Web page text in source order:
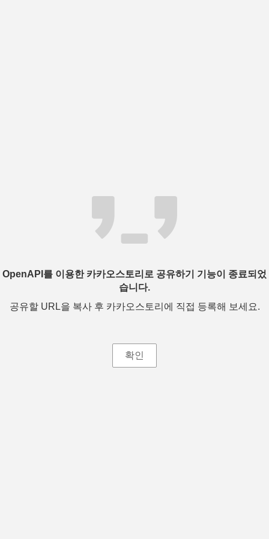
OpenAPI를 이용한 카카오스토리로 공유하기 기능이 종료되었
습니다.
공유할 URL을 복사 후 카카오스토리에 직접 등록해 보세요.
확인